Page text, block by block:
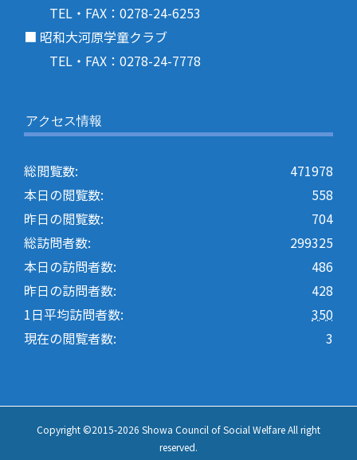
TEL・FAX：0278-24-6253
■ 昭和大河原学童クラブ
TEL・FAX：0278-24-7778
アクセス情報
471978
総閲覧数:
558
本日の閲覧数:
704
昨日の閲覧数:
299325
総訪問者数:
486
本日の訪問者数:
428
昨日の訪問者数:
350
1日平均訪問者数:
3
現在の閲覧者数:
Copyright ©2015-2026 Showa Council of Social Welfare All right
reserved.